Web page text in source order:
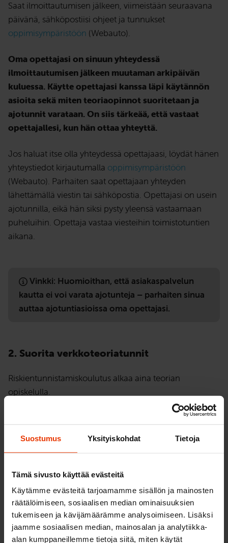
Suostumus Yksityiskohdat Tietoja
Tämä sivusto käyttää evästeitä
Käytämme evästeitä tarjoamamme sisällön ja mainosten
räätälöimiseen, sosiaalisen median ominaisuuksien
tukemiseen ja kävijämäärämme analysoimiseen. Lisäksi
jaamme sosiaalisen median, mainosalan ja analytiikka-
alan kumppaneillemme tietoja siitä, miten käytät
Saat ilmoittautumisen jälkeen, viimeistään seuraavana
päivänä, sähköpostiisi ohjeet ja tunnukset
oppimisympäristöön (Webauto).
Oma opettajasi on sinuun yhteydessä
ilmoittautumisen jälkeen muutaman arkipäivän
kuluessa. Käytte opettajasi kanssa läpi käytännön
asioita sekä miten teoriaopinnot suoritetaan ja
ajotunnit varataan. On siis tärkeää, että vastaat
opettajallesi, kun hän ottaa yhteyttä.
Jos haluat itse olla yhteydessä opettajaasi, löydät hänen
yhteystiedot kirjautumalla oppimisympäristöön
(Webauto). Parhaiten saat opettajaan yhteyden
lähettämällä viestin tai sähköpostia. Opettajasi on usein
ajotunnilla, eikä hän siksi pysty yleensä vastaamaan
puheluihin. Opettaja vastaa viesteihin toimistotuntien
aikana.
Vinkki: Huomioithan, että asiakaspalvelun
kautta ei voi varata ajotunteja – parhaiten sinua
auttaa ajotuntiasioissa oma opettajasi.
2. Suorita verkkoteoriatunnit
Riskientunnistamiskoulutus alkaa aina teorian
opiskelulla.
Kaikki neljä teoriatuntia toteutetaan verkko-opetuksena
käyttämällä saamiasi tunnuksia, jotka toimitamme
Oppimisympäristössä voit harjoitella myös
teoriakokeeseen.
3. Suorita ajotunnit simulaattorilla ja
oikealla autolla